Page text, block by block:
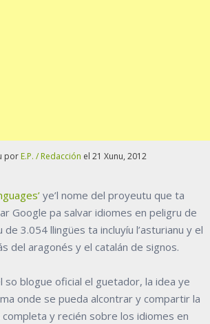
por E.P. / Redacción el 21 Xunu, 2012
ye’l nome del proyeutu que ta
Google pa salvar idiomes en peligru de
de 3.054 llingües ta incluyíu l’asturianu y el
del aragonés y el catalán de signos.
so blogue oficial el guetador, la idea ye
onde se pueda alcontrar y compartir la
y recién sobre los idiomes en